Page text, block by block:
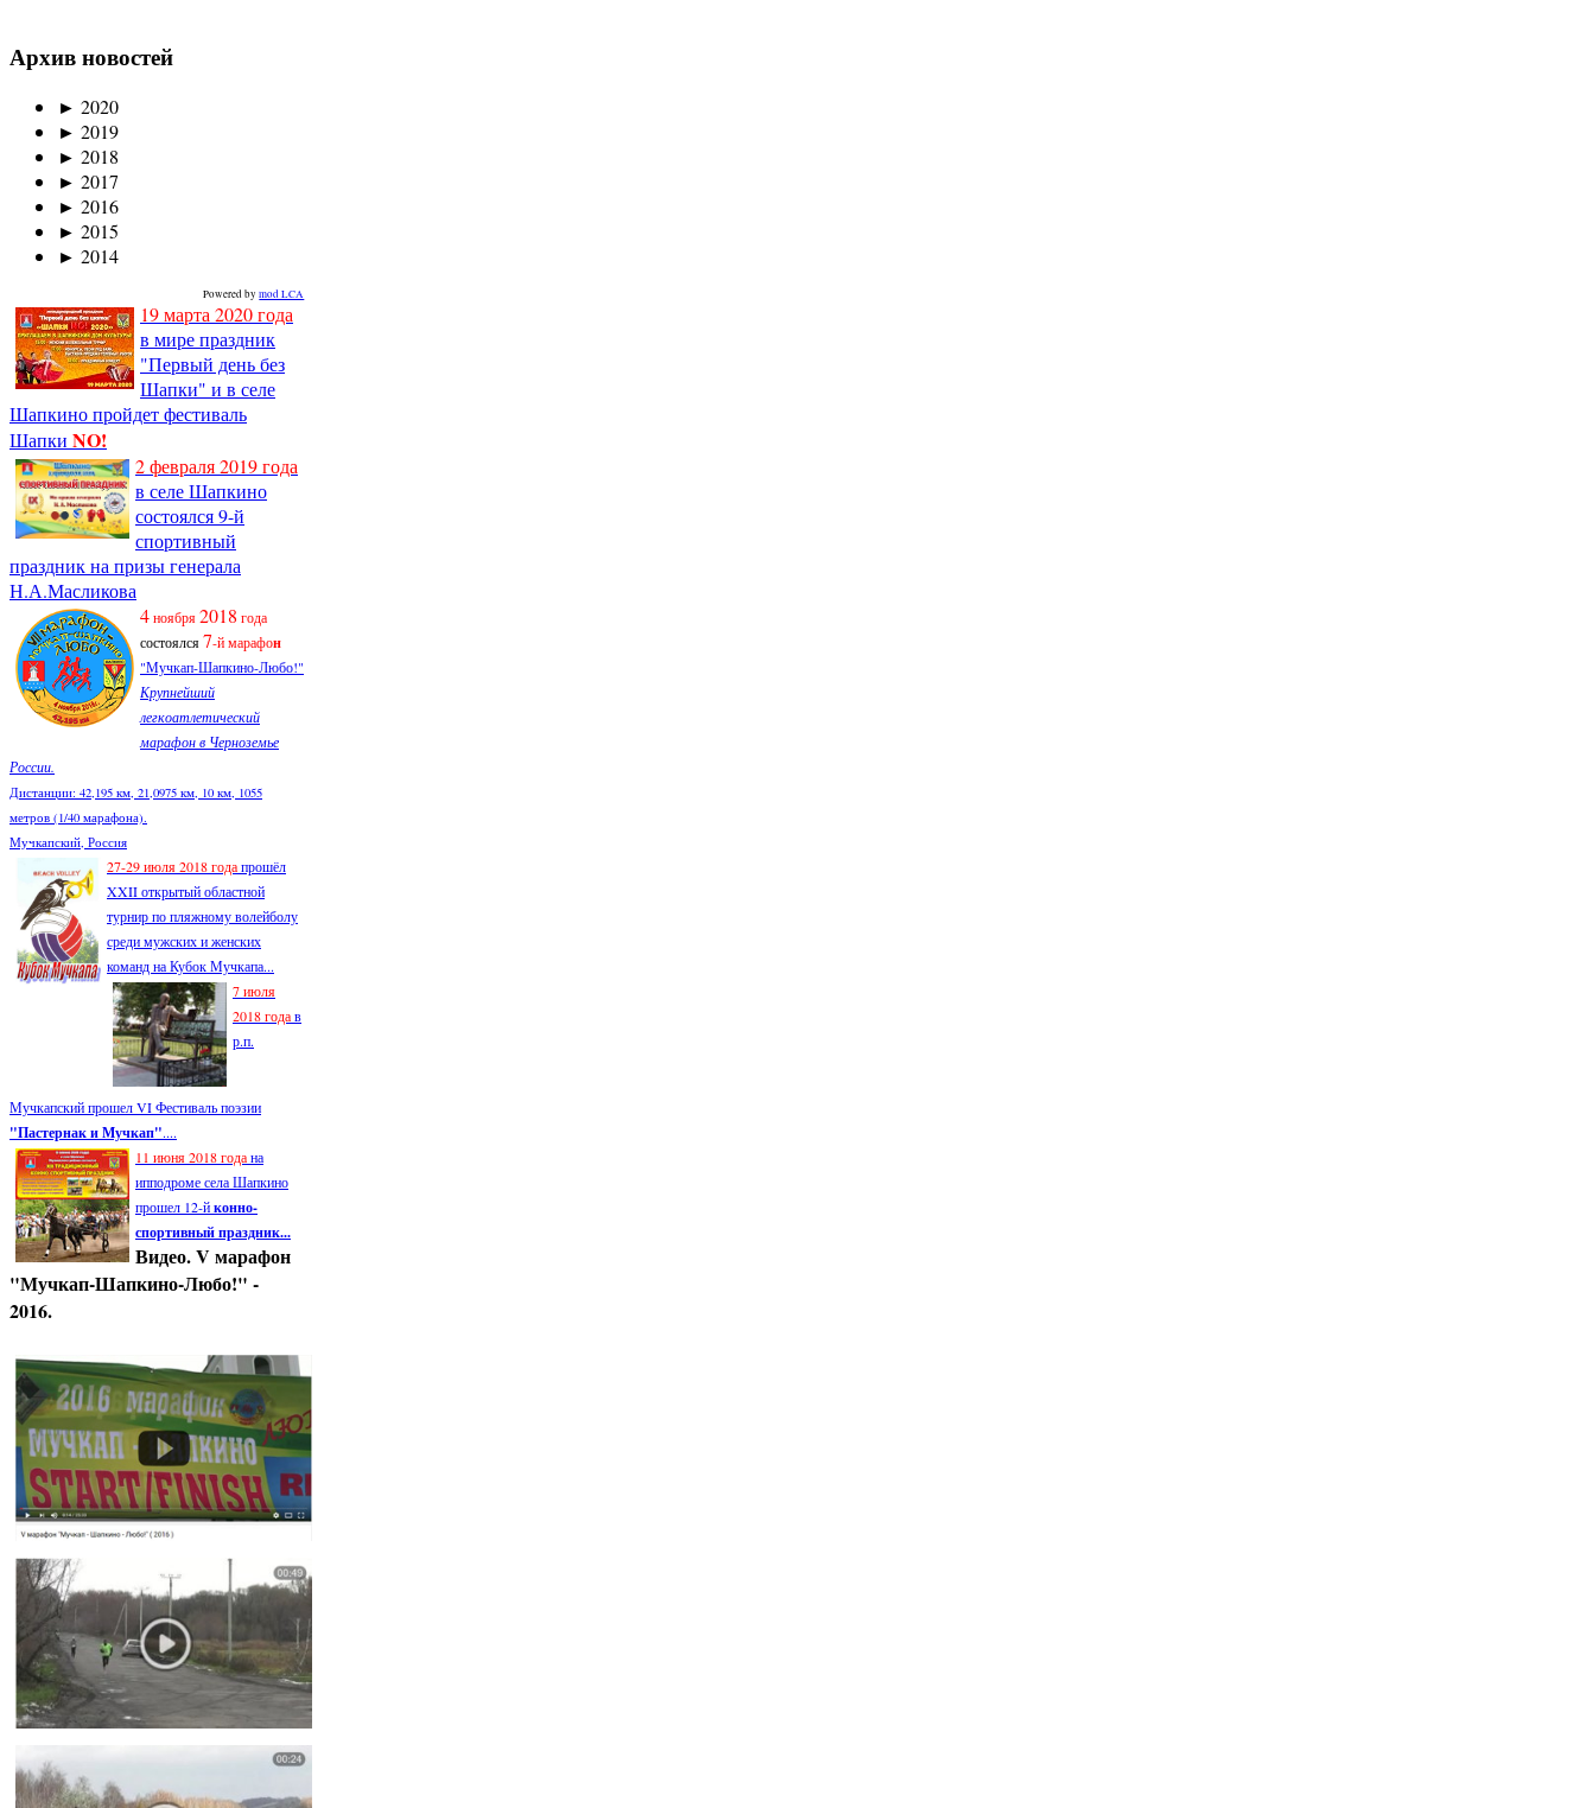
Архив новостей
► 2020
► 2019
► 2018
► 2017
► 2016
► 2015
► 2014
Powered bymod LCA
19 марта 2020 года
в мире праздник
"Первый день без
Шапки" и в селе
Шапкино пройдет фестиваль
Шапки NO!
2 февраля 2019 года
в селе Шапкино
состоялся 9-й
спортивный
праздник на призы генерала
Н.А.Масликова
4ноября2018 года
состоялся7-й марафон
"Мучкап-Шапкино-Любо!"
Крупнейший
легкоатлетический
марафон в Черноземье
России.
Дистанции: 42,195 км, 21,0975 км, 10 км, 1055
метров (1/40 марафона).
Мучкапский, Россия
27-29 июля 2018 годапрошёл
XXII открытый областной
турнир по пляжному волейболу
среди мужских и женских
команд на Кубок Мучкапа...
7 июля
2018 годав
р.п.
Мучкапский прошел VI Фестиваль поэзии
"Пастернак и Мучкап"....
11 июня 2018 годана
ипподроме села Шапкино
прошел 12-йконно-
спортивный праздник...
Видео. V марафон
"Мучкап-Шапкино-Любо!" -
2016.